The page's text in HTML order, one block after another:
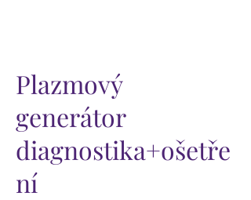
Plazmový
generátor
diagnostika+ošetře
ní